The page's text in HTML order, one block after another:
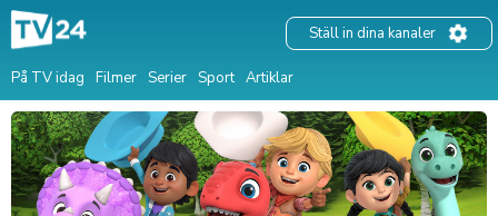
På TV idag Filmer Serier Sport Artiklar
Ställ in dina kanaler